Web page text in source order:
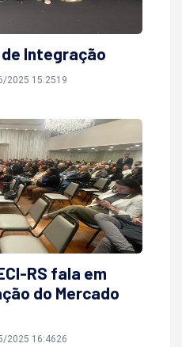
de Integração
2025 15:2519
RS fala em
do Mercado
2025 16:4626